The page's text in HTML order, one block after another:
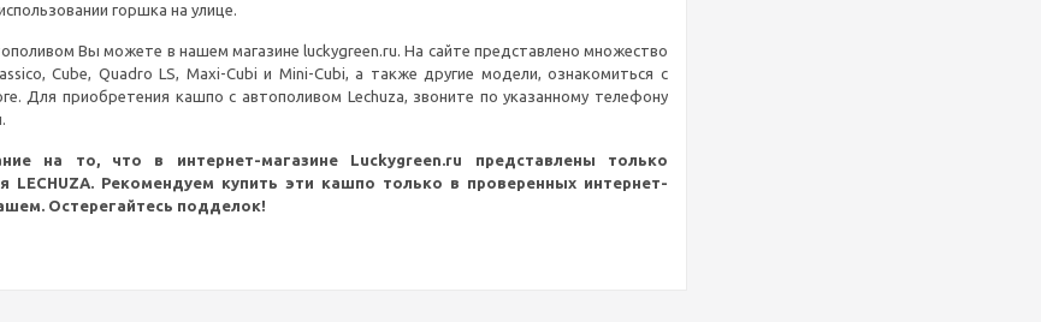
горшка на улице.
Вы можете в нашем магазине luckygreen.ru. На сайте представлено множество
Cube, Quadro LS, Maxi-Cubi и Mini-Cubi, а также другие модели, ознакомиться с
Для приобретения кашпо с автополивом Lechuza, звоните по указанному телефону
на то, что в интернет-магазине Luckygreen.ru представлены только
LECHUZA. Рекомендуем купить эти кашпо только в проверенных интернет-
Остерегайтесь подделок!